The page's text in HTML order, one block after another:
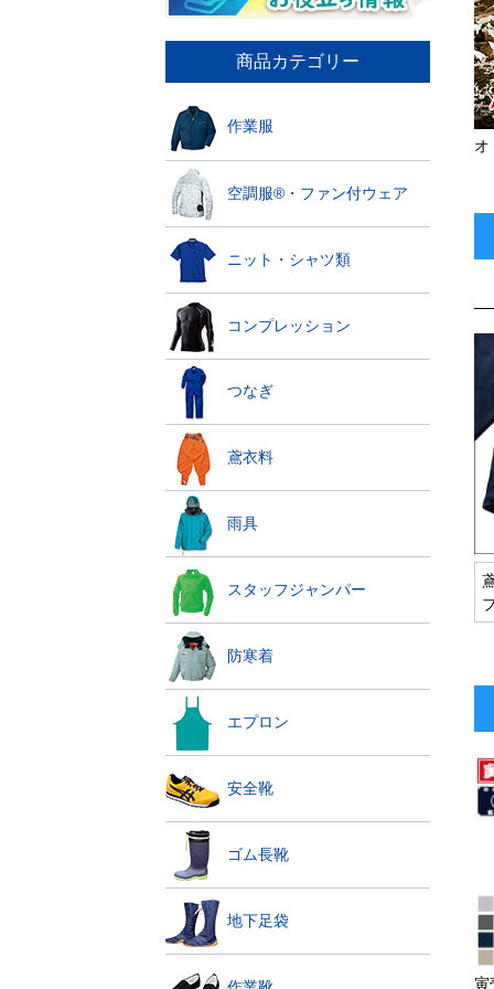
商品カテゴリー
作業服
空調服®・ファン付ウェア
ニット・シャツ類
コンプレッション
つなぎ
鳶衣料
雨具
スタッフジャンパー
防寒着
エプロン
安全靴
ゴム長靴
地下足袋
オ
寅